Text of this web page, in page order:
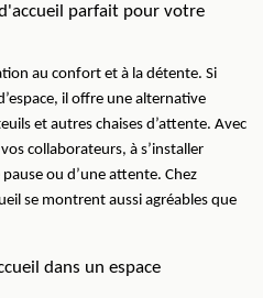
parfait pour votre
au confort et à la détente. Si
il offre une alternative
et autres chaises d’attente. Avec
collaborateurs, à s’installer
ou d’une attente. Chez
se montrent aussi agréables que
dans un espace